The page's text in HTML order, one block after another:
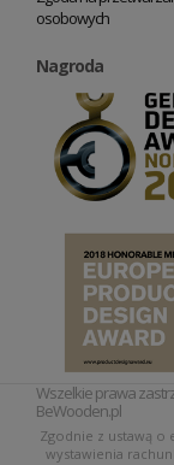
osobowych
Nagroda
Wszelkie prawa
BeWooden.pl
Zgodnie z ustawą o
wystawienia